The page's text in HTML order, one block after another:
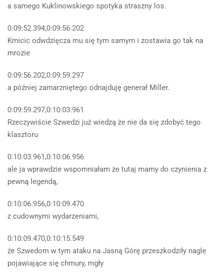
a samego Kuklinowskiego spotyka straszny los.
0:09:52.394,0:09:56.202
Kmicic odwdzięcza mu się tym samym i zostawia go tak na
mrozie
0:09:56.202,0:09:59.297
a później zamarzniętego odnajduję generał Miller.
0:09:59.297,0:10:03.961
Rzeczywiście Szwedzi już wiedzą że nie da się zdobyć tego
klasztoru
0:10:03.961,0:10:06.956
ale ja wprawdzie wspomniałam że tutaj mamy do czynienia z
pewną legendą,
0:10:06.956,0:10:09.470
z cudownymi wydarzeniami,
0:10:09.470,0:10:15.549
że Szwedom w tym ataku na Jasną Górę przeszkodziły nagle
pojawiające się chmury, mgły